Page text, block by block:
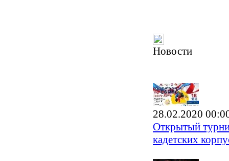
Новости
28.02.2020
Открытый
кадетских